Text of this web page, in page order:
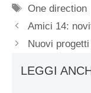
Tag
One direction
Amici 14:
Nuovi
LEGGI